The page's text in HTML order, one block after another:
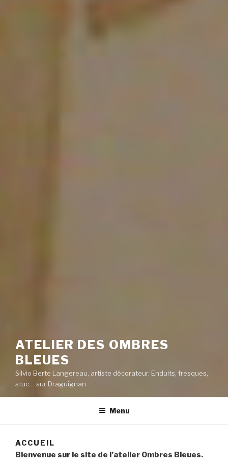
ATELIER DES OMBRES
BLEUES
Silvio Berte Langereau, artiste décorateur. Enduits, fresques,
stuc… sur Draguignan
Menu
ACCUEIL
Bienvenue sur le site de l’atelier Ombres Bleues.